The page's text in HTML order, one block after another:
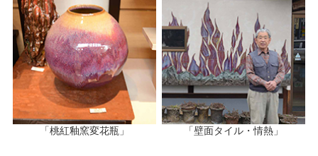
「桃紅釉窯変花瓶」 「壁面タイル・情熱」